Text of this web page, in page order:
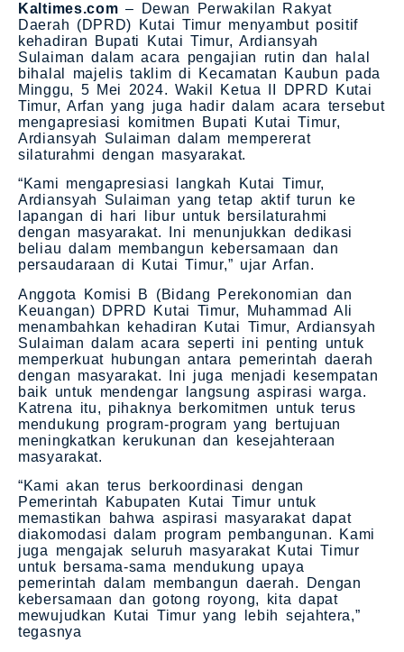
Kaltimes.com– Dewan Perwakilan Rakyat
Daerah (DPRD) Kutai Timur menyambut positif
kehadiran Bupati Kutai Timur, Ardiansyah
Sulaiman dalam acara pengajian rutin dan halal
bihalal majelis taklim di Kecamatan Kaubun pada
Minggu, 5 Mei 2024. Wakil Ketua II DPRD Kutai
Timur, Arfan yang juga hadir dalam acara tersebut
mengapresiasi komitmen Bupati Kutai Timur,
Ardiansyah Sulaiman dalam mempererat
silaturahmi dengan masyarakat.
“Kami mengapresiasi langkah Kutai Timur,
Ardiansyah Sulaiman yang tetap aktif turun ke
lapangan di hari libur untuk bersilaturahmi
dengan masyarakat. Ini menunjukkan dedikasi
beliau dalam membangun kebersamaan dan
persaudaraan di Kutai Timur,” ujar Arfan.
Anggota Komisi B (Bidang Perekonomian dan
Keuangan) DPRD Kutai Timur, Muhammad Ali
menambahkan kehadiran Kutai Timur, Ardiansyah
Sulaiman dalam acara seperti ini penting untuk
memperkuat hubungan antara pemerintah daerah
dengan masyarakat. Ini juga menjadi kesempatan
baik untuk mendengar langsung aspirasi warga.
Katrena itu, pihaknya berkomitmen untuk terus
mendukung program-program yang bertujuan
meningkatkan kerukunan dan kesejahteraan
masyarakat.
“Kami akan terus berkoordinasi dengan
Pemerintah Kabupaten Kutai Timur untuk
memastikan bahwa aspirasi masyarakat dapat
diakomodasi dalam program pembangunan. Kami
juga mengajak seluruh masyarakat Kutai Timur
untuk bersama-sama mendukung upaya
pemerintah dalam membangun daerah. Dengan
kebersamaan dan gotong royong, kita dapat
mewujudkan Kutai Timur yang lebih sejahtera,”
tegasnya